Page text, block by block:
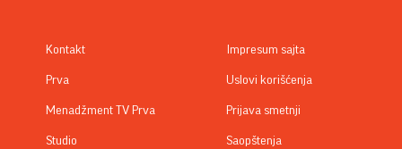
Kontakt
Prva
Menadžment TV Prva
Studio
Impresum sajta
Uslovi korišćenja
Prijava smetnji
Saopštenja